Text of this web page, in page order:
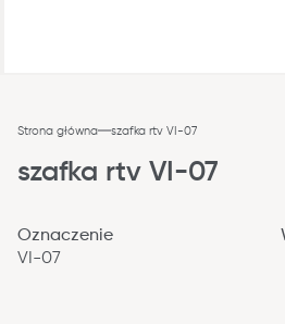
Strona główna szafka rtv VI-07
szafka rtv VI-07
Oznaczenie
VI-07